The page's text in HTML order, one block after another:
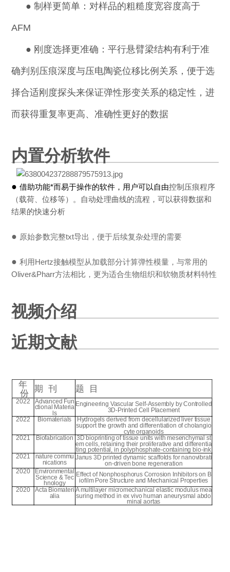
●制样更简单：对样品的粗糙度宽容度高于
AFM
● 刚度选择更准确：平行悬臂梁结构有利于准
确判别压痕深度与压电陶瓷位移比例关系，便于选
择合适刚度探头来保证弹性形变关系的稳定性，进
而获得重复率更高、准确性更好的数据
内置分析软件
●借助功能*而易于操作的软件，用户可以自由控制压痕程序
（载荷、位移等）。自动处理曲线的流程，可以获得数据和
结果的快速分析
● 原始参数完整txt导出，便于后续复杂处理的需要
●利用Hertz接触模型从加载部分计算弹性模量，与常用的
Oliver&Pharr方法相比，更为适合生物组织和软物质材料特性
视频介绍
近期文献
年
份 期 刊 题 目
2022
Advanced Fun
ctional Materia
ls
Engineering Vascular Self-Assembly by Controlled
3D-Printed Cell Placement
2022
Biomaterials Hydrogels derived from decellularized liver tissue
support the growth and differentiation of cholangio
cyte organoids
2021
Biofabrication 3D bioprinting of tissue units with mesenchymal st
em cells, retaining their proliferative and differentia
ting potential, in polyphosphate-containing bio-ink
2021
nature commu
nications
Janus 3D printed dynamic scaffolds for nanovibrati
on-driven bone regeneration
2020
Environmental
Science & Tec
hnology
Effect of Nonphosphorus Corrosion Inhibitors on B
iofilm Pore Structure and Mechanical Properties
2020
Acta Biomateri
alia
A multilayer micromechanical elastic modulus mea
suring method in ex vivo human aneurysmal abdo
minal aortas